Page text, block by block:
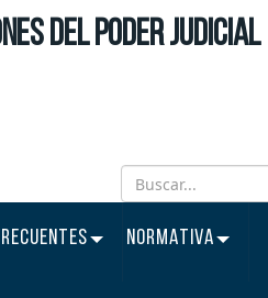
del Poder Judicial
NORMATIVA